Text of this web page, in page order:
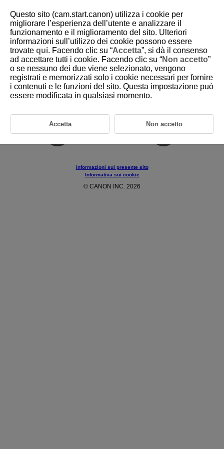
D403-016
Riferimenti
Specifiche
Marchi e licenze
Informazioni sul presente sito
Informativa sui cookie
© CANON INC. 2026
Questo sito (cam.start.canon) utilizza i cookie per
migliorare l’esperienza dell’utente e analizzare il
funzionamento e il miglioramento del sito. Ulteriori
informazioni sull’utilizzo dei cookie possono essere
trovate qui. Facendo clic su “Accetta”, si dà il consenso
ad accettare tutti i cookie. Facendo clic su “Non accetto”
o se nessuno dei due viene selezionato, vengono
registrati e memorizzati solo i cookie necessari per fornire
i contenuti e le funzioni del sito. Questa impostazione può
essere modificata in qualsiasi momento.
Accetta Non accetto